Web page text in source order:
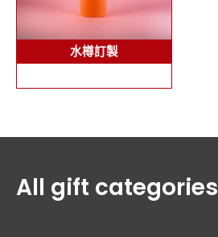
水樽訂製
All gift categories